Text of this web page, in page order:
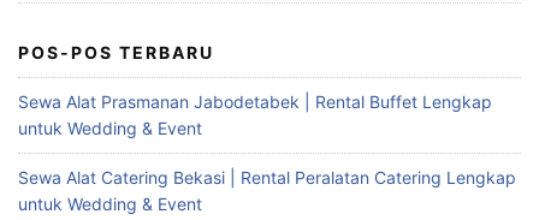
POS-POS TERBARU
Sewa Alat Prasmanan Jabodetabek | Rental Buffet Lengkap
untuk Wedding & Event
Sewa Alat Catering Bekasi | Rental Peralatan Catering Lengkap
untuk Wedding & Event